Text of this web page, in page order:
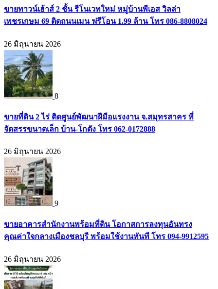
ขายทาวน์เฮ้าส์ 2 ชั้น รีโนเวทใหม่ หมู่บ้านพีเอส วิลล่า
เพชรเกษม 69 ติดถนนเมน ฟรีโอน 1.99 ล้าน โทร 086-8808024
26 มิถุนายน 2026
8
ขายที่ดิน 2 ไร่ ติดศูนย์พัฒนาฝีมือแรงงาน จ.สมุทรสาคร ที่
จัดสรรขนาดเล็ก บ้าน-โกดัง โทร 062-0172888
26 มิถุนายน 2026
9
ขายอาคารสำนักงานพร้อมที่ดิน โอกาสการลงทุนอันทรง
คุณค่าใจกลางเมืองชลบุรี พร้อมใช้งานทันที โทร 094-9912595
26 มิถุนายน 2026